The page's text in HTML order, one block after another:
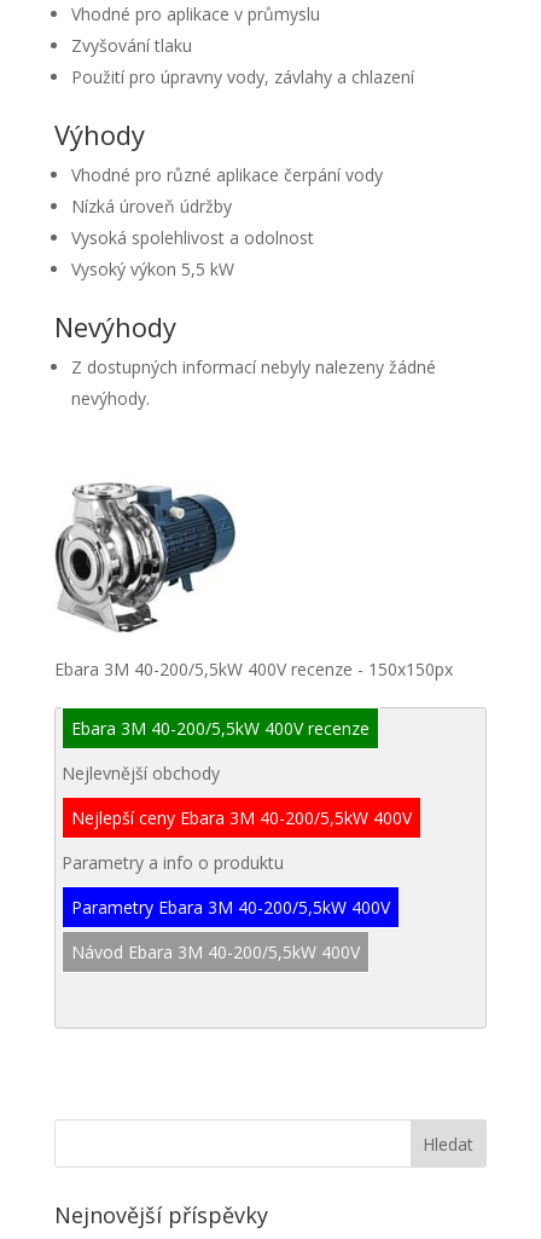
Vhodné pro aplikace v průmyslu
Zvyšování tlaku
Použití pro úpravny vody, závlahy a chlazení
Výhody
Vhodné pro různé aplikace čerpání vody
Nízká úroveň údržby
Vysoká spolehlivost a odolnost
Vysoký výkon 5,5 kW
Nevýhody
Z dostupných informací nebyly nalezeny žádné
nevýhody.
Ebara 3M 40-200/5,5kW 400V recenze - 150x150px
Ebara 3M 40-200/5,5kW 400V recenze
Nejlevnější obchody
Nejlepší ceny Ebara 3M 40-200/5,5kW 400V
Parametry a info o produktu
Parametry Ebara 3M 40-200/5,5kW 400V
Návod Ebara 3M 40-200/5,5kW 400V
Nejnovější příspěvky